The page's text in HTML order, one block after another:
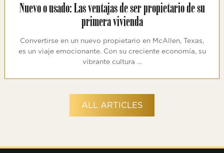
Nuevo o usado: Las ventajas de ser propietario de su
primera vivienda
Convertirse en un nuevo propietario en McAllen, Texas,
es un viaje emocionante. Con su creciente economía, su
vibrante cultura …
ALL ARTICLES